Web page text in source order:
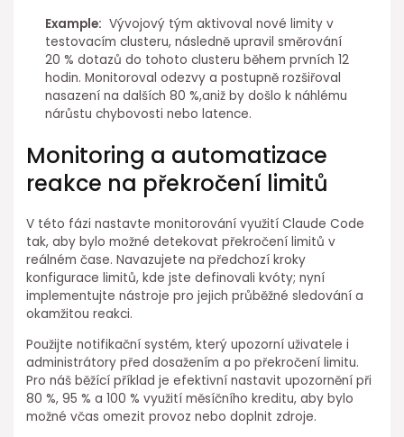
Example: ⁢ Vývojový tým aktivoval nové limity v
testovacím clusteru, následně upravil směrování
20 % dotazů do tohoto clusteru během prvních 12
hodin. Monitoroval odezvy a postupně rozšiřoval
nasazení na dalších 80 %,aniž by došlo ⁤k náhlému
nárůstu chybovosti nebo ⁢latence.
Monitoring a automatizace
reakce na překročení ⁤limitů
V této fázi nastavte monitorování využití Claude Code⁤
tak, aby bylo možné detekovat překročení limitů v
reálném čase. ⁢Navazujete⁤ na předchozí ⁤kroky
konfigurace limitů, kde jste definovali kvóty;⁢ nyní
implementujte nástroje pro jejich průběžné sledování a
okamžitou reakci.
Použijte notifikační systém, který upozorní uživatele i
administrátory před dosažením a po⁤ překročení limitu.
Pro náš běžící příklad je efektivní nastavit upozornění při
80 %, 95 % a 100 % využití měsíčního kreditu, aby bylo
možné včas omezit provoz nebo doplnit zdroje.